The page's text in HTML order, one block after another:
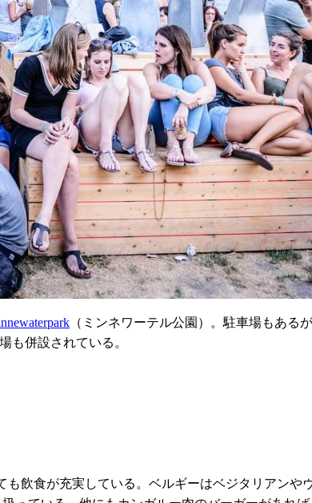
（ミンネワーテル公園）。駐車場もある
も併設されている。
飲食が充実している。ベルギーはベジタリアンや